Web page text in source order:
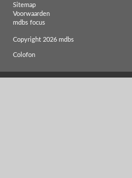
Sitemap
Voorwaarden
mdbs focus
Copyright 2026 mdbs
Colofon